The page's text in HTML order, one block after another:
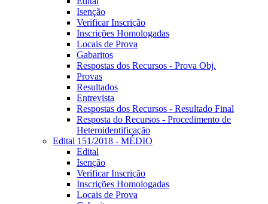
Isenção
Verificar Inscrição
Inscrições Homologadas
Locais de Prova
Gabaritos
Respostas dos Recursos - Prova Obj.
Provas
Resultados
Entrevista
Respostas dos Recursos - Resultado Final
Resposta do Recursos - Procedimento de
Heteroidentificação
Edital 151/2018 - MÉDIO
Edital
Isenção
Verificar Inscrição
Inscrições Homologadas
Locais de Prova